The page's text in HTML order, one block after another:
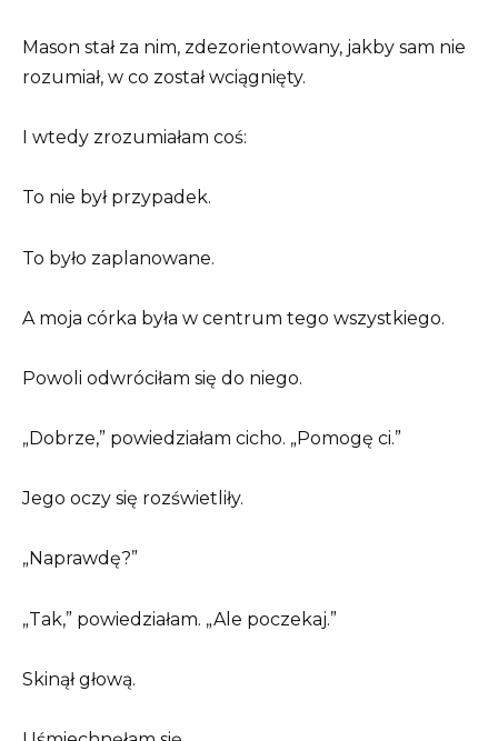
Mason stał za nim, zdezorientowany, jakby sam nie
rozumiał, w co został wciągnięty.
I wtedy zrozumiałam coś:
To nie był przypadek.
To było zaplanowane.
A moja córka była w centrum tego wszystkiego.
Powoli odwróciłam się do niego.
„Dobrze,” powiedziałam cicho. „Pomogę ci.”
Jego oczy się rozświetliły.
„Naprawdę?”
„Tak,” powiedziałam. „Ale poczekaj.”
Skinął głową.